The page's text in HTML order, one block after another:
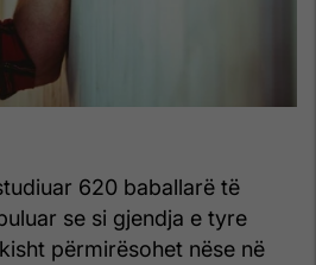
620 baballarë të
se si gjendja e tyre
përmirësohet nëse në